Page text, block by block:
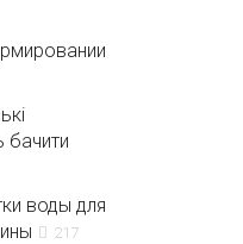
бачити
воды для
217